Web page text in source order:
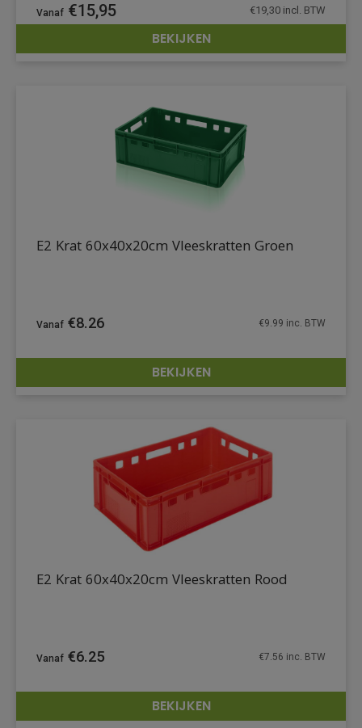
DETAILS
€15,95 €19,30 incl. BTW
BEKIJKEN
DETAILS
E2 Krat 60x40x20cm Vleeskratten Groen
€8.26 €9.99 inc. BTW
BEKIJKEN
DETAILS
E2 Krat 60x40x20cm Vleeskratten Rood
€6.25 €7.56 inc. BTW
BEKIJKEN